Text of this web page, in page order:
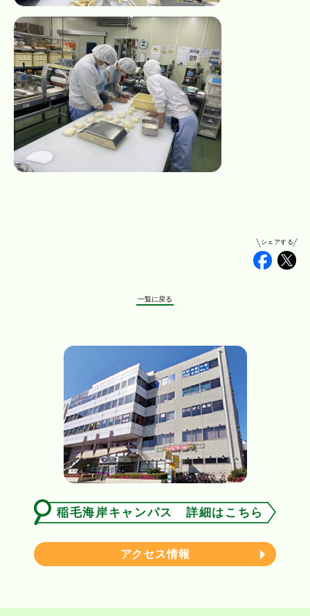
シェアする
一覧に戻る
稲毛海岸キャンパス 詳細はこちら
アクセス情報